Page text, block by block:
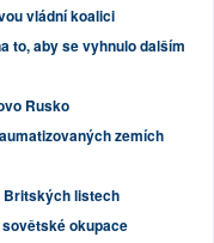
vládní koalici
to, aby se vyhnulo dalším
Rusko
zemích
Britských listech
okupace